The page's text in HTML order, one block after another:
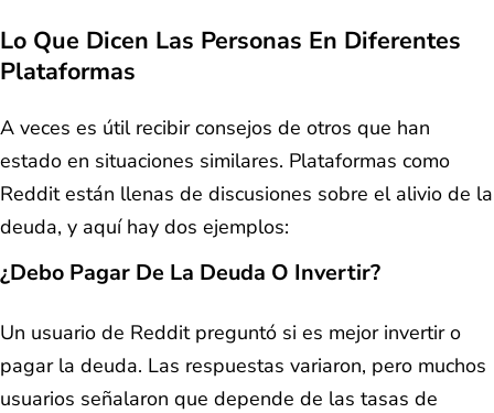
Lo Que Dicen Las Personas En Diferentes
Plataformas
A veces es útil recibir consejos de otros que han
estado en situaciones similares. Plataformas como
Reddit están llenas de discusiones sobre el alivio de la
deuda, y aquí hay dos ejemplos:
¿Debo Pagar De La Deuda O Invertir?
Un usuario de Reddit preguntó si es mejor invertir o
pagar la deuda. Las respuestas variaron, pero muchos
usuarios señalaron que depende de las tasas de